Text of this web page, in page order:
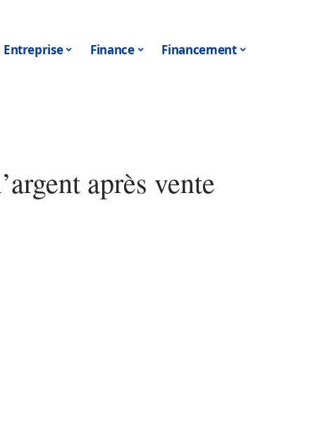
Entreprise Finance Financement
après vente